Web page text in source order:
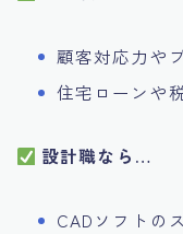
顧客対応力や
住宅ローンや
設計職なら…
CADソフトの